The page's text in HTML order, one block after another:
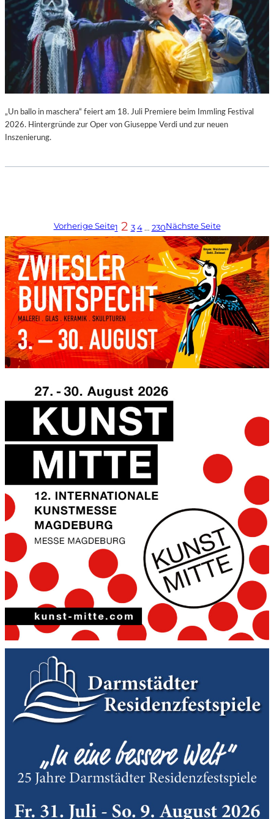
„Un ballo in maschera“ feiert am 18. Juli Premiere beim Immling Festival
2026. Hintergründe zur Oper von Giuseppe Verdi und zur neuen
Inszenierung.
Vorherige Seite1 2 3 4 … 230Nächste Seite